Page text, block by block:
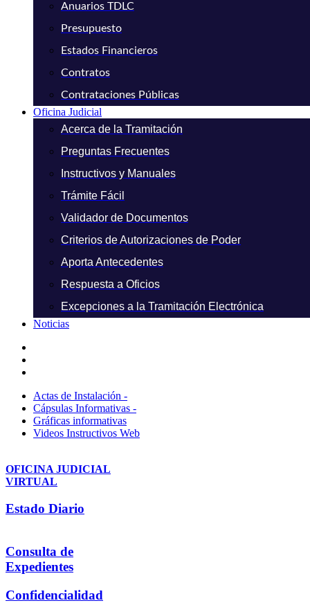
Anuarios TDLC
Presupuesto
Estados Financieros
Contratos
Contrataciones Públicas
Oficina Judicial
Acerca de la Tramitación
Preguntas Frecuentes
Instructivos y Manuales
Trámite Fácil
Validador de Documentos
Criterios de Autorizaciones de Poder
Aporta Antecedentes
Respuesta a Oficios
Excepciones a la Tramitación Electrónica
Noticias
Actas de Instalación -
Cápsulas Informativas -
Gráficas informativas
Videos Instructivos Web
OFICINA JUDICIAL
VIRTUAL
Estado Diario
Consulta de
Expedientes
Confidencialidad